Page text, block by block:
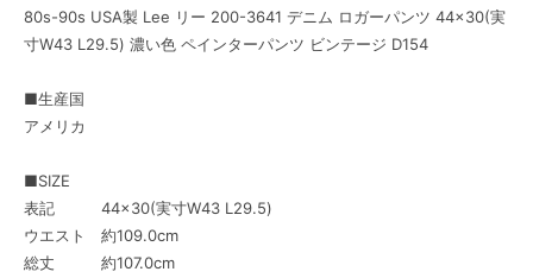
80s-90s USA製 Lee リー 200-3641 デニム ロガーパンツ 44×30(実
寸W43 L29.5) 濃い色 ペインターパンツ ビンテージ D154
■生産国
アメリカ
■SIZE
表記 44×30(実寸W43 L29.5)
ウエスト 約109.0cm
総丈 約107.0cm